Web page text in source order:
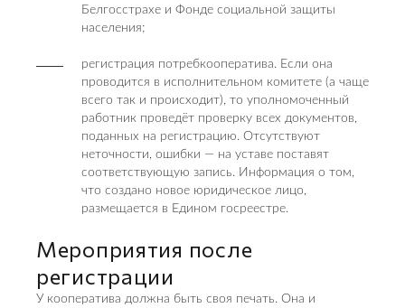
Белгосстрахе и Фонде социальной защиты
населения;
регистрация потребкооператива. Если она
проводится в исполнительном комитете (а чаще
всего так и происходит), то уполномоченный
работник проведёт проверку всех документов,
поданных на регистрацию. Отсутствуют
неточности, ошибки — на уставе поставят
соответствующую запись. Информация о том,
что создано новое юридическое лицо,
размещается в Едином госреестре.
Мероприятия после
регистрации
У кооператива должна быть своя печать. Она и